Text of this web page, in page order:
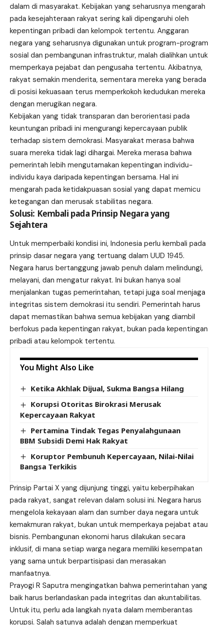
dalam di masyarakat. Kebijakan yang seharusnya mengarah
pada kesejahteraan rakyat sering kali dipengaruhi oleh
kepentingan pribadi dan kelompok tertentu. Anggaran
negara yang seharusnya digunakan untuk program-program
sosial dan pembangunan infrastruktur, malah dialihkan untuk
memperkaya pejabat dan pengusaha tertentu. Akibatnya,
rakyat semakin menderita, sementara mereka yang berada
di posisi kekuasaan terus memperkokoh kedudukan mereka
dengan merugikan negara.
Kebijakan yang tidak transparan dan berorientasi pada
keuntungan pribadi ini mengurangi kepercayaan publik
terhadap sistem demokrasi. Masyarakat merasa bahwa
suara mereka tidak lagi dihargai. Mereka merasa bahwa
pemerintah lebih mengutamakan kepentingan individu-
individu kaya daripada kepentingan bersama. Hal ini
mengarah pada ketidakpuasan sosial yang dapat memicu
ketegangan dan merusak stabilitas negara.
Solusi: Kembali pada Prinsip Negara yang
Sejahtera
Untuk memperbaiki kondisi ini, Indonesia perlu kembali pada
prinsip dasar negara yang tertuang dalam UUD 1945.
Negara harus bertanggung jawab penuh dalam melindungi,
melayani, dan mengatur rakyat. Ini bukan hanya soal
menjalankan tugas pemerintahan, tetapi juga soal menjaga
integritas sistem demokrasi itu sendiri. Pemerintah harus
dapat memastikan bahwa semua kebijakan yang diambil
berfokus pada kepentingan rakyat, bukan pada kepentingan
pribadi atau kelompok tertentu.
You Might Also Like
Ketika Akhlak Dijual, Sukma Bangsa Hilang
Korupsi Otoritas Birokrasi Merusak
Kepercayaan Rakyat
Pertamina Tindak Tegas Penyalahgunaan
BBM Subsidi Demi Hak Rakyat
Koruptor Pembunuh Kepercayaan, Nilai-Nilai
Bangsa Terkikis
Prinsip Partai X yang dijunjung tinggi, yaitu keberpihakan
pada rakyat, sangat relevan dalam solusi ini. Negara harus
mengelola kekayaan alam dan sumber daya negara untuk
kemakmuran rakyat, bukan untuk memperkaya pejabat atau
bisnis. Pembangunan ekonomi harus dilakukan secara
inklusif, di mana setiap warga negara memiliki kesempatan
yang sama untuk berpartisipasi dan merasakan
manfaatnya.
Prayogi R Saputra mengingatkan bahwa pemerintahan yang
baik harus berlandaskan pada integritas dan akuntabilitas.
Untuk itu, perlu ada langkah nyata dalam memberantas
korupsi. Salah satunya adalah dengan memperkuat